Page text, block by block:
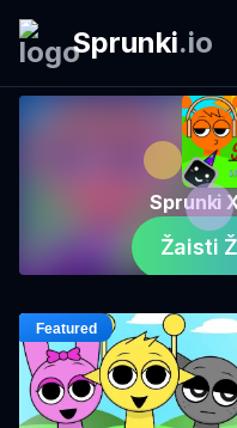
Sprunki.io
Sprunki
Žaisti